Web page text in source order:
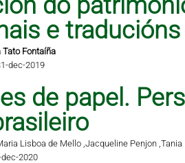
e traducións
Tato Fontaíña
dec-2019
de papel.
Lisboa de Mello ,Jacqueline Penjon ,Tania
2020